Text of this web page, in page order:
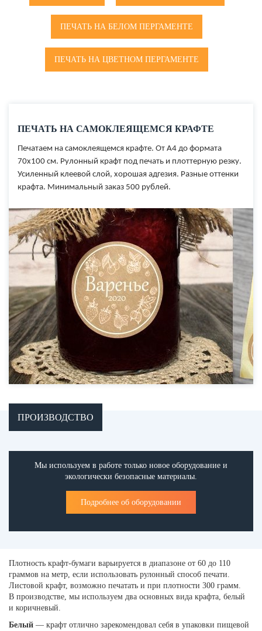
ПЕЧАТЬ НА БЕЛОМ ПЕРГАМЕНТЕ
ПЕЧАТЬ НА ЦВЕТНОМ ПЕРГАМЕНТЕ
ПЕЧАТЬ НА САМОКЛЕЯЩЕМСЯ КРАФТЕ
Печатаем на самоклеящемся крафте. От А4 до формата
70х100 см. Рулонный крафт под печать и плоттерную резку.
Усиленный клеевой слой, хорошая адгезия. Разные оттенки
крафта. Минимальный заказ 500 рублей.
ПРОИЗВОДСТВО
Мы используем в работе только новое оборудование и
экологически безопасные материалы.
Подробнее об оборудовании
Плотность крафт-бумаги варьируется в диапазоне от 60 до 110
граммов на метр, если использовать рулонный способ печати.
Листовой крафт, возможно печатать и при плотности 300 грамм.
В производстве, мы используем два основных вида крафта, белый
и коричневый.
Белый — крафт отлично зарекомендовал себя в упаковки пищевой